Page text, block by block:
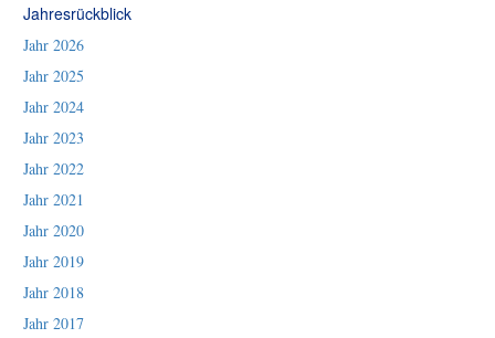
Jahresrückblick
Jahr 2026
Jahr 2025
Jahr 2024
Jahr 2023
Jahr 2022
Jahr 2021
Jahr 2020
Jahr 2019
Jahr 2018
Jahr 2017